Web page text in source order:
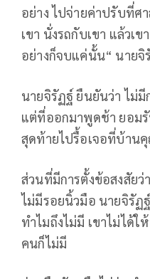
อย่าง ไปจ่ายค่าปรับที่ศ
เขา นั่งรถกับเขา แล้วเ
อย่างก็จบแค่นั้น“ นายจิ
นายจิรัฏฐ์ ยืนยันว่า ไม่
แต่ที่ออกมาพูดช้า ยอมรั
สุดท้ายไปรื้อเจอที่บ้าน
ส่วนที่มีการตั้งข้อสงสัยว่
ไม่มีรอยนิ้วมือ นายจิรัฏ
ทำไมถึงไม่มี เขาไม่ได้
คนก็ไม่มี